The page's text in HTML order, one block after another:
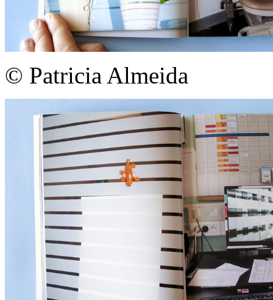
© Patricia Almeida